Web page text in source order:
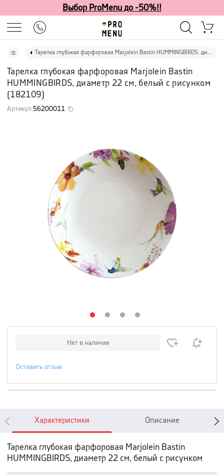
Выбор ProMenu до -50%!!
Тарелка глубокая фарфоровая Marjolein Bastin HUMMINGBIRDS, диаметр 22 см, белый с рисунком
Тарелка глубокая фарфоровая Marjolein Bastin
HUMMINGBIRDS, диаметр 22 см, белый с рисунком
(182109)
Артикул:56200011
Нет в наличии
Оставить отзыв
Характеристики Описание
Тарелка глубокая фарфоровая Marjolein Bastin
HUMMINGBIRDS, диаметр 22 см, белый с рисунком